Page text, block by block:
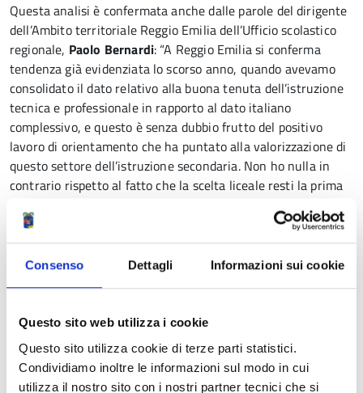
Consenso Dettagli Informazioni sui cookie
Questo sito web utilizza i cookie
Questo sito utilizza cookie di terze parti statistici.
Condividiamo inoltre le informazioni sul modo in cui
utilizza il nostro sito con i nostri partner tecnici che si
Questa analisi è confermata anche dalle parole del dirigente
dell’Ambito territoriale Reggio Emilia dell’Ufficio scolastico
regionale, Paolo Bernardi: “A Reggio Emilia si conferma
tendenza già evidenziata lo scorso anno, quando avevamo
consolidato il dato relativo alla buona tenuta dell’istruzione
tecnica e professionale in rapporto al dato italiano
complessivo, e questo è senza dubbio frutto del positivo
lavoro di orientamento che ha puntato alla valorizzazione di
questo settore dell’istruzione secondaria. Non ho nulla in
contrario rispetto al fatto che la scelta liceale resti la prima
deroga al giudizio orientativo della scuola media, il che si
traduce, in molti casi, in successivi percorsi scolastici
accidentati, che presuppongono difficoltosi cambi di indirizzo
in corso d’anno”.
“Venendo al dettaglio dei singoli indirizzi, sul fronte
dell’istruzione liceale si segnala l’ulteriore, ma leggera,
flessione negativa delle iscrizioni al liceo delle scienze
applicate relativamente ai dati dello scorso anno scolastico,